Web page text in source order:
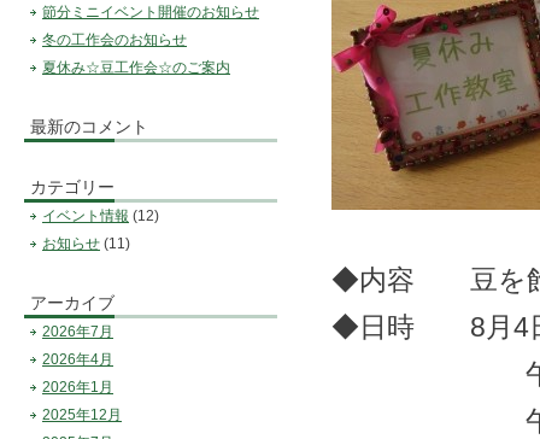
◆内容 豆を飾
◆日時 8月4
午前の部
午後の部
節分ミニイベント開催のお知らせ
冬の工作会のお知らせ
夏休み☆豆工作会☆のご案内
最新のコメント
カテゴリー
イベント情報 (12)
お知らせ (11)
アーカイブ
2026年7月
2026年4月
2026年1月
2025年12月